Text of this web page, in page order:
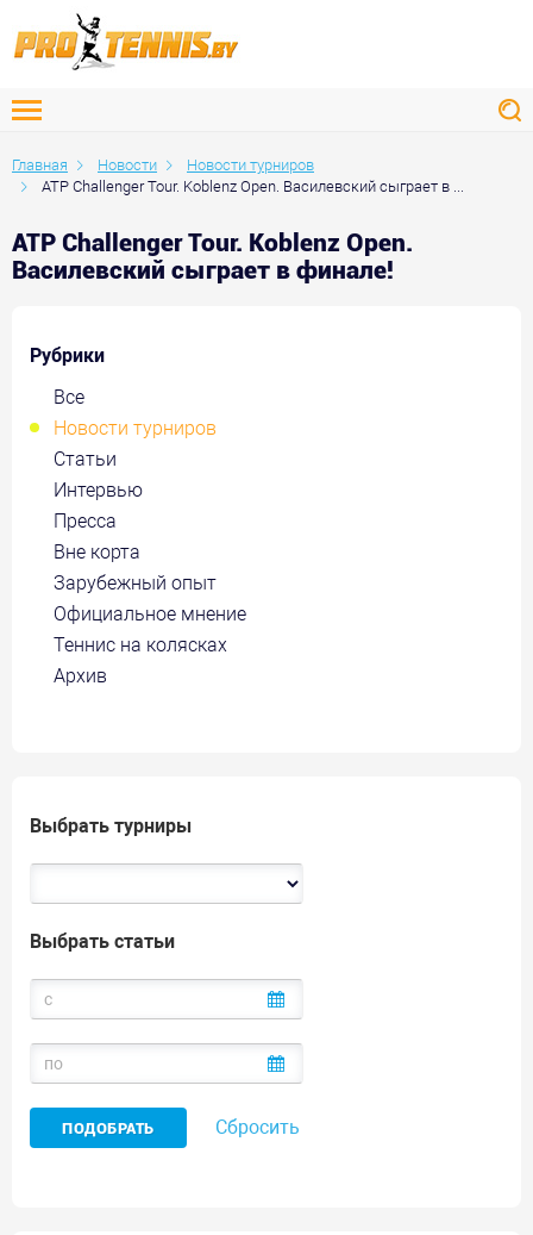
Главная Новости
Новости турниров
ATP Challenger Tour. Koblenz Open. Василевский сыграет в ...
ATP Challenger Tour. Koblenz Open.
Василевский сыграет в финале!
Рубрики
Все
Новости турниров
Статьи
Интервью
Пресса
Вне корта
Зарубежный опыт
Официальное мнение
Теннис на колясках
Архив
Выбрать турниры
Выбрать статьи
Сбросить